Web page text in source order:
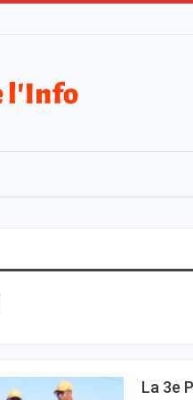
La 3e